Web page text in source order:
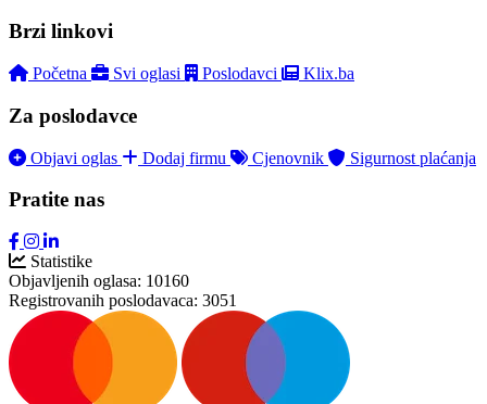
Brzi linkovi
Početna Svi oglasi Poslodavci Klix.ba
Za poslodavce
Objavi oglas Dodaj firmu Cjenovnik Sigurnost plaćanja
Pratite nas
Statistike
Objavljenih oglasa: 10160
Registrovanih poslodavaca: 3051